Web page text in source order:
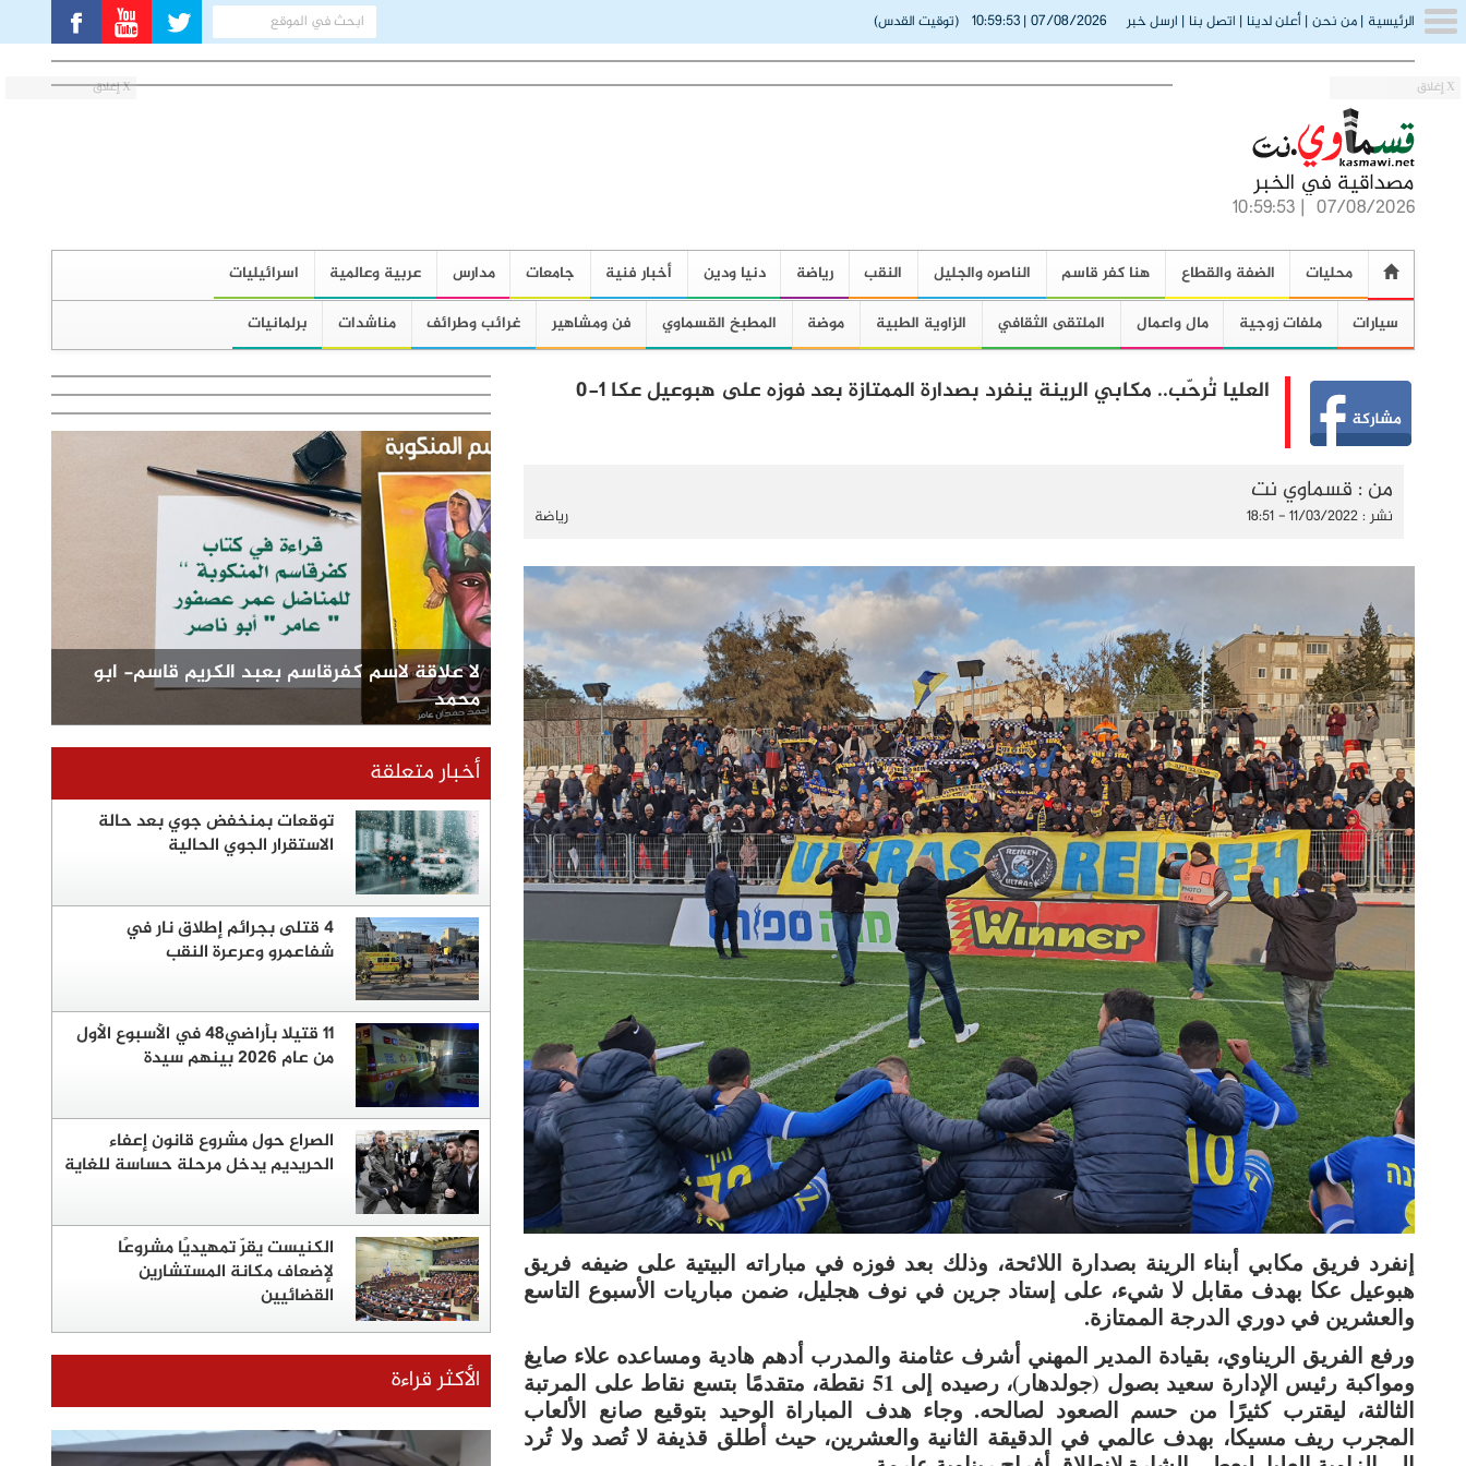
X إغلاق X إغلاق
الرئيسية |من نحن|أعلن لدينا | اتصل بنا | ارسل خبر 07/08/2026
|
10:59:54 (توقيت القدس)
07/08/2026
|
10:59:54
محليات الضفة والقطاع هنا كفر قاسم الناصره والجليل النقب رياضة دنيا ودين أخبار فنية جامعات مدارس عربية وعالمية
اسرائيليات
سيارات
ملفات زوجية مال واعمال الملتقى الثقافي الزاوية الطبية موضة المطبخ القسماوي فن ومشاهير غرائب وطرائف مناشدات برلمانيات
العليا تُرحّب.. مكابي الرينة ينفرد بصدارة الممتازة بعد فوزه على هبوعيل عكا 1-0
من : قسماوي نت
نشر : 11/03/2022 - 18:51 رياضة
إنفرد فريق مكابي أبناء الرينة بصدارة اللائحة، وذلك بعد فوزه في مباراته البيتية على ضيفه فريق
هبوعيل عكا بهدف مقابل لا شيء، على إستاد جرين في نوف هجليل، ضمن مباريات الأسبوع التاسع
والعشرين في دوري الدرجة الممتازة.
ورفع الفريق الريناوي، بقيادة المدير المهني أشرف عثامنة والمدرب أدهم هادية ومساعده علاء صايغ
ومواكبة رئيس الإدارة سعيد بصول (جولدهار)، رصيده إلى 51 نقطة، متقدمًا بتسع نقاط على المرتبة
الثالثة، ليقترب كثيرًا من حسم الصعود لصالحه. وجاء هدف المباراة الوحيد بتوقيع صانع الألعاب
المجرب ريف مسيكا، بهدف عالمي في الدقيقة الثانية والعشرين، حيث أطلق قذيفة لا تُصد ولا تُرد
لا علاقة لاسم كفرقاسم بعبد الكريم قاسم- ابو
محمد
أخبار متعلقة
توقعات بمنخفض جوي بعد حالة
الاستقرار الجوي الحالية
4 قتلى بجرائم إطلاق نار في
شفاعمرو وعرعرة النقب
11 قتيلا بأراضي48 في الأسبوع الأول
من عام 2026 بينهم سيدة
الصراع حول مشروع قانون إعفاء
الحريديم يدخل مرحلة حساسة للغاية
الكنيست يقرّ تمهيديًا مشروعًا
لإضعاف مكانة المستشارين
القضائيين
الأكثر قراءة